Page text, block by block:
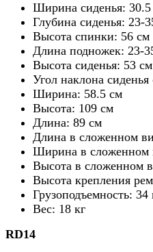
Ширина сиденья: 30.5
Глубина сиденья: 23-
Высота спинки: 56 см
Длина подножек: 23-
Высота сиденья: 53 см
Угол наклона
Ширина: 58.5 см
Высота: 109 см
Длина: 89 см
Длина в сложенном
Ширина в сложенном
Высота в сложенном
Высота крепления
Грузоподъемность: 34
Вес: 18 кг
RD14